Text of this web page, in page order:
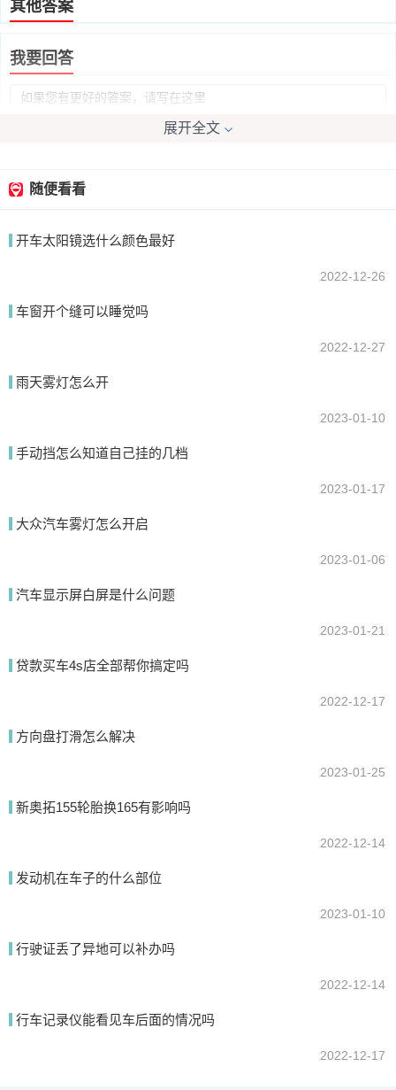
其他答案
我要回答
提交
展开全文
随便看看
开车太阳镜选什么颜色最好
2022-12-26
车窗开个缝可以睡觉吗
2022-12-27
雨天雾灯怎么开
2023-01-10
手动挡怎么知道自己挂的几档
2023-01-17
大众汽车雾灯怎么开启
2023-01-06
汽车显示屏白屏是什么问题
2023-01-21
贷款买车4s店全部帮你搞定吗
2022-12-17
方向盘打滑怎么解决
2023-01-25
新奥拓155轮胎换165有影响吗
2022-12-14
发动机在车子的什么部位
2023-01-10
行驶证丢了异地可以补办吗
2022-12-14
行车记录仪能看见车后面的情况吗
2022-12-17